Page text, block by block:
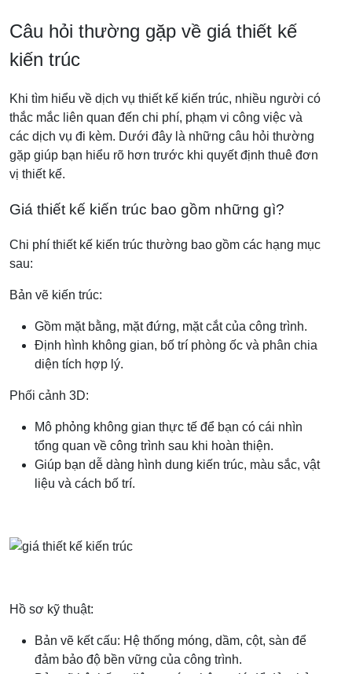
Câu hỏi thường gặp về giá thiết kế
kiến trúc
Khi tìm hiểu về dịch vụ thiết kế kiến trúc, nhiều người có
thắc mắc liên quan đến chi phí, phạm vi công việc và
các dịch vụ đi kèm. Dưới đây là những câu hỏi thường
gặp giúp bạn hiểu rõ hơn trước khi quyết định thuê đơn
vị thiết kế.
Giá thiết kế kiến trúc bao gồm những gì?
Chi phí thiết kế kiến trúc thường bao gồm các hạng mục
sau:
Bản vẽ kiến trúc:
Gồm mặt bằng, mặt đứng, mặt cắt của công trình.
Định hình không gian, bố trí phòng ốc và phân chia
diện tích hợp lý.
Phối cảnh 3D:
Mô phỏng không gian thực tế để bạn có cái nhìn
tổng quan về công trình sau khi hoàn thiện.
Giúp bạn dễ dàng hình dung kiến trúc, màu sắc, vật
liệu và cách bố trí.
Hồ sơ kỹ thuật:
Bản vẽ kết cấu: Hệ thống móng, dầm, cột, sàn để
đảm bảo độ bền vững của công trình.